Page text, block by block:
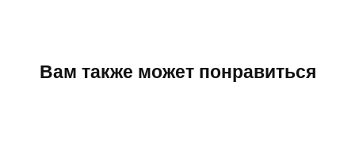
Вам также может понравиться